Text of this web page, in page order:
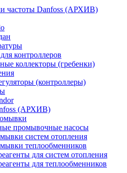
частоты Danfoss (АРХИВ)
контроллеров
коллекторы (гребенки)
(контроллеры)
(АРХИВ)
промывочные насосы
систем отопления
теплообменников
для систем отопления
для теплообменников